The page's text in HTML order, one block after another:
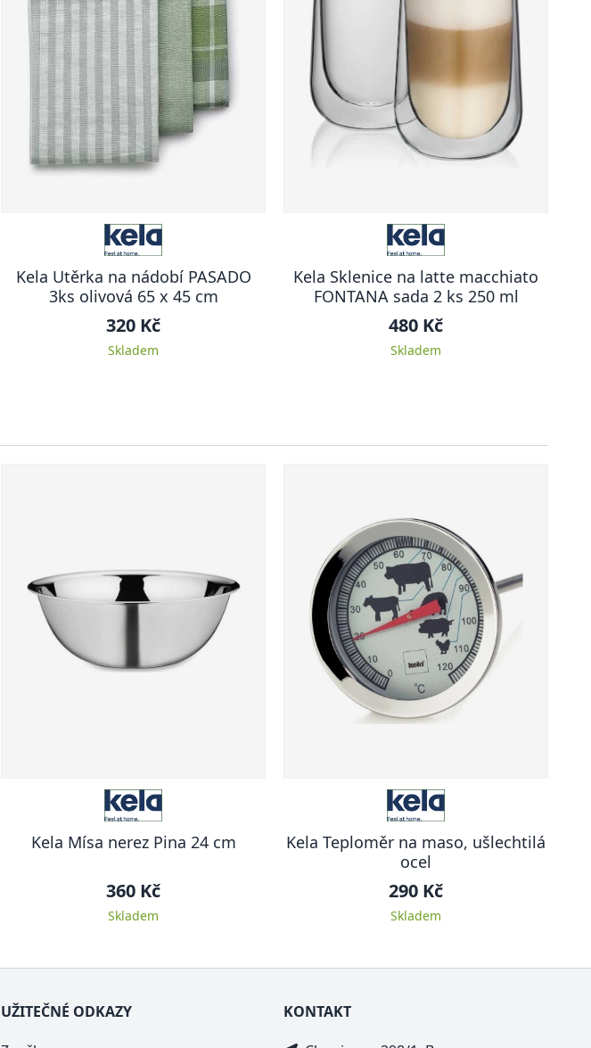
Kela Utěrka na nádobí PASADO
3ks olivová 65 x 45 cm
320 Kč
Skladem
Kela Sklenice na latte macchiato
FONTANA sada 2 ks 250 ml
480 Kč
Skladem
Kela Mísa nerez Pina 24 cm
360 Kč
Skladem
Kela Teploměr na maso, ušlechtilá
ocel
290 Kč
Skladem
UŽITEČNÉ ODKAZY
KONTAKT